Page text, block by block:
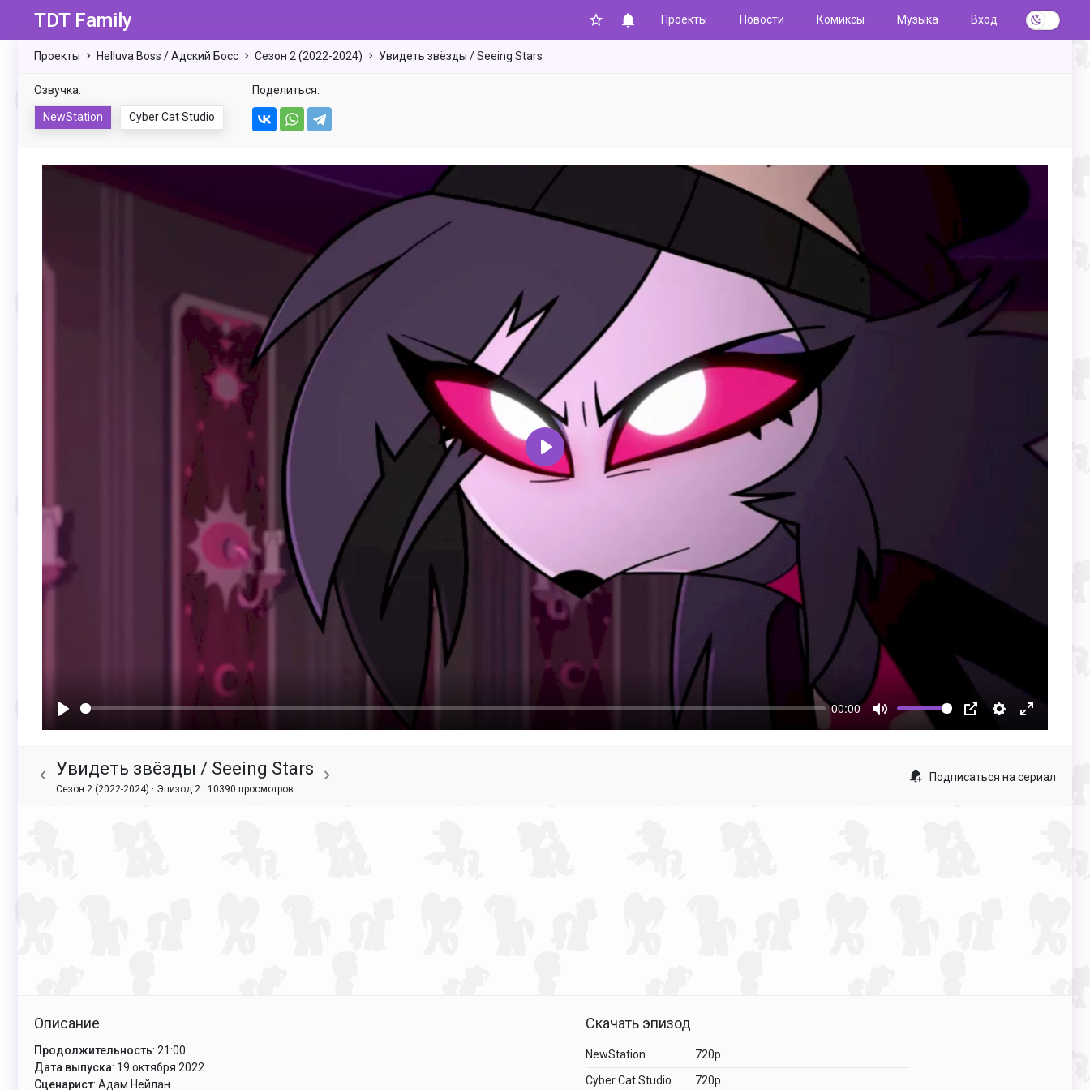
TDT Family Проекты Новости Комиксы Музыка Вход
Проекты Helluva Boss / Адский Босс Сезон 2 (2022-2024) Увидеть звёзды / Seeing Stars
Озвучка:
NewStation Cyber Cat Studio
Поделиться:
00:00
Mute
Воспроизвести
Увидеть звёзды / Seeing Stars
Сезон 2 (2022-2024) · Эпизод 2 · 10390 просмотров
Подписаться на сериал
Описание
Продолжительность: 21:00
Дата выпуска: 19 октября 2022
Сценарист: Адам Нейлан
Скачать эпизод
NewStation
720p
Cyber Cat Studio
720p